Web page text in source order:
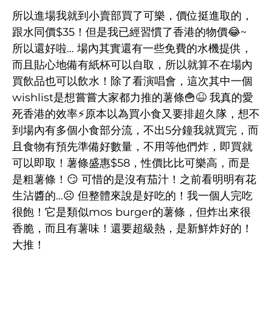
所以進場我就到小賣部買了可樂，價位挺進取的，
跟水同價$35！但是我已經習慣了香港的物價😂~
所以還好啦… 場內其實還有一些免費的水機提供，
而且貼心地備有紙杯可以自取，所以就算不在場內
買飲品也可以飲水！除了看演唱會，這次其中一個
wishlist是想嘗嘗大家都力推的薯條🍟😆 我真的愛
死香港的效率⚡原本以為買小食又要排超久隊，想不
到場內有多個小食部分流，不出5分鐘我就買完，而
且食物有預先準備好數量，不用等他們炸，即買就
可以即取！薯條盛惠$58，性價比比可樂高，而是
是粗薯條！😏 可惜的是沒有茄汁！之前看明明有花
生沾醬的…☹ 但整體來說是好吃的！我一個人完吃
很飽！它是類似mos burger的薯條，但炸出來很
香脆，而且有薯味！還要超級熱，是新鮮炸好的！
大推！